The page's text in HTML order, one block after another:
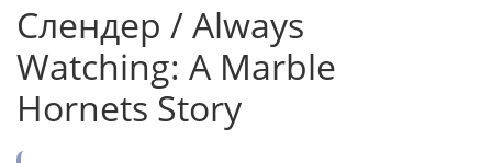
Слендер / Always
Watching: A Marble
Hornets Story